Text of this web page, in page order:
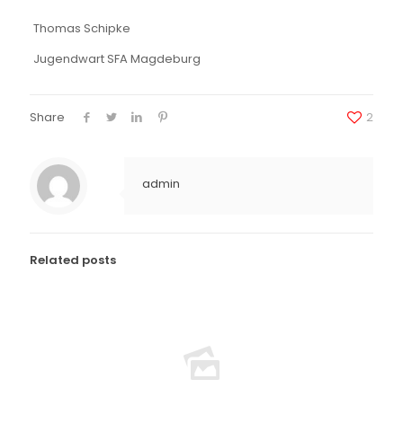
Thomas Schipke
Jugendwart SFA Magdeburg
Share 2
admin
Related posts